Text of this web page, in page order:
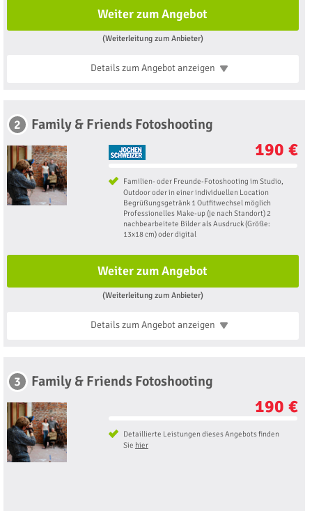
Weiter zum Angebot
(Weiterleitung zum Anbieter)
Details zum Angebotanzeigen
2 Family & Friends Fotoshooting
190 €
Familien- oder Freunde-Fotoshooting im Studio,
Outdoor oder in einer individuellen Location
Begrüßungsgetränk 1 Outfitwechsel möglich
Professionelles Make-up (je nach Standort) 2
nachbearbeitete Bilder als Ausdruck (Größe:
13x18 cm) oder digital
Weiter zum Angebot
(Weiterleitung zum Anbieter)
Details zum Angebotanzeigen
3 Family & Friends Fotoshooting
190 €
Detaillierte Leistungen dieses Angebots finden
Sie hier